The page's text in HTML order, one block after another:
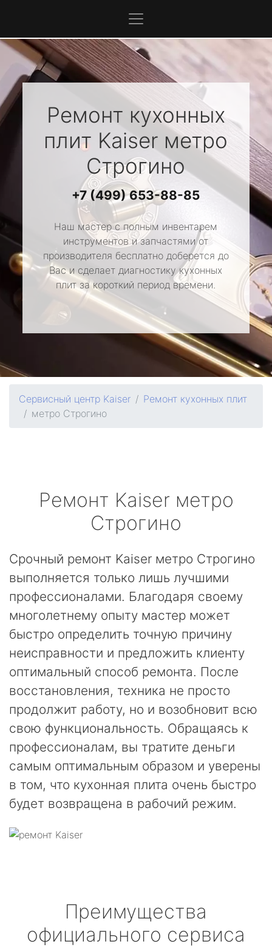
Ремонт кухонных
плит Kaiser метро
Строгино
+7 (499) 653-88-85
Наш мастер с полным инвентарем
инструментов и запчастями от
производителя бесплатно доберется до
Вас и сделает диагностику кухонных
плит за короткий период времени.
Сервисный центр Kaiser
Ремонт кухонных плит
метро Строгино
Ремонт Kaiser метро
Строгино
Срочный ремонт Kaiser метро Строгино
выполняется только лишь лучшими
профессионалами. Благодаря своему
многолетнему опыту мастер может
быстро определить точную причину
неисправности и предложить клиенту
оптимальный способ ремонта. После
восстановления, техника не просто
продолжит работу, но и возобновит всю
свою функциональность. Обращаясь к
профессионалам, вы тратите деньги
самым оптимальным образом и уверены
в том, что кухонная плита очень быстро
будет возвращена в рабочий режим.
Преимущества
официального сервиса